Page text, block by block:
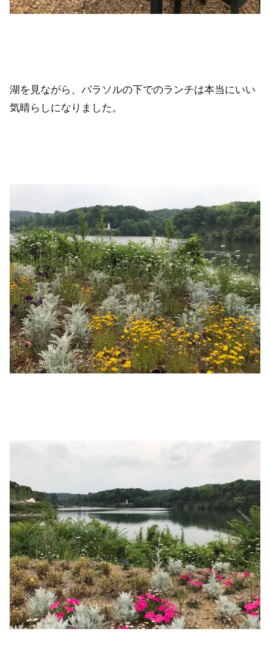
湖を見ながら、パラソルの下でのランチは本当にいい
気晴らしになりました。